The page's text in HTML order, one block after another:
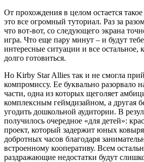
От прохождения в целом остается
это все огромный туториал. Раз за
что вот-вот, со следующего экрана
игра. Что еще пару минут – и будут
интересные ситуации и все остальное,
долго готовиться.
Но Kirby Star Allies так и не смогла
компромиссу. Ее буквально разорвало
части, одна из которых щеголяет
комплексным геймдизайном, а другая
угодить дошкольной аудитории. В
получилось очередное «для детей»:
проект, который задержит юных
добротных часов благодаря
встроенному кооперативу. Всем
раздражающие недостатки будут